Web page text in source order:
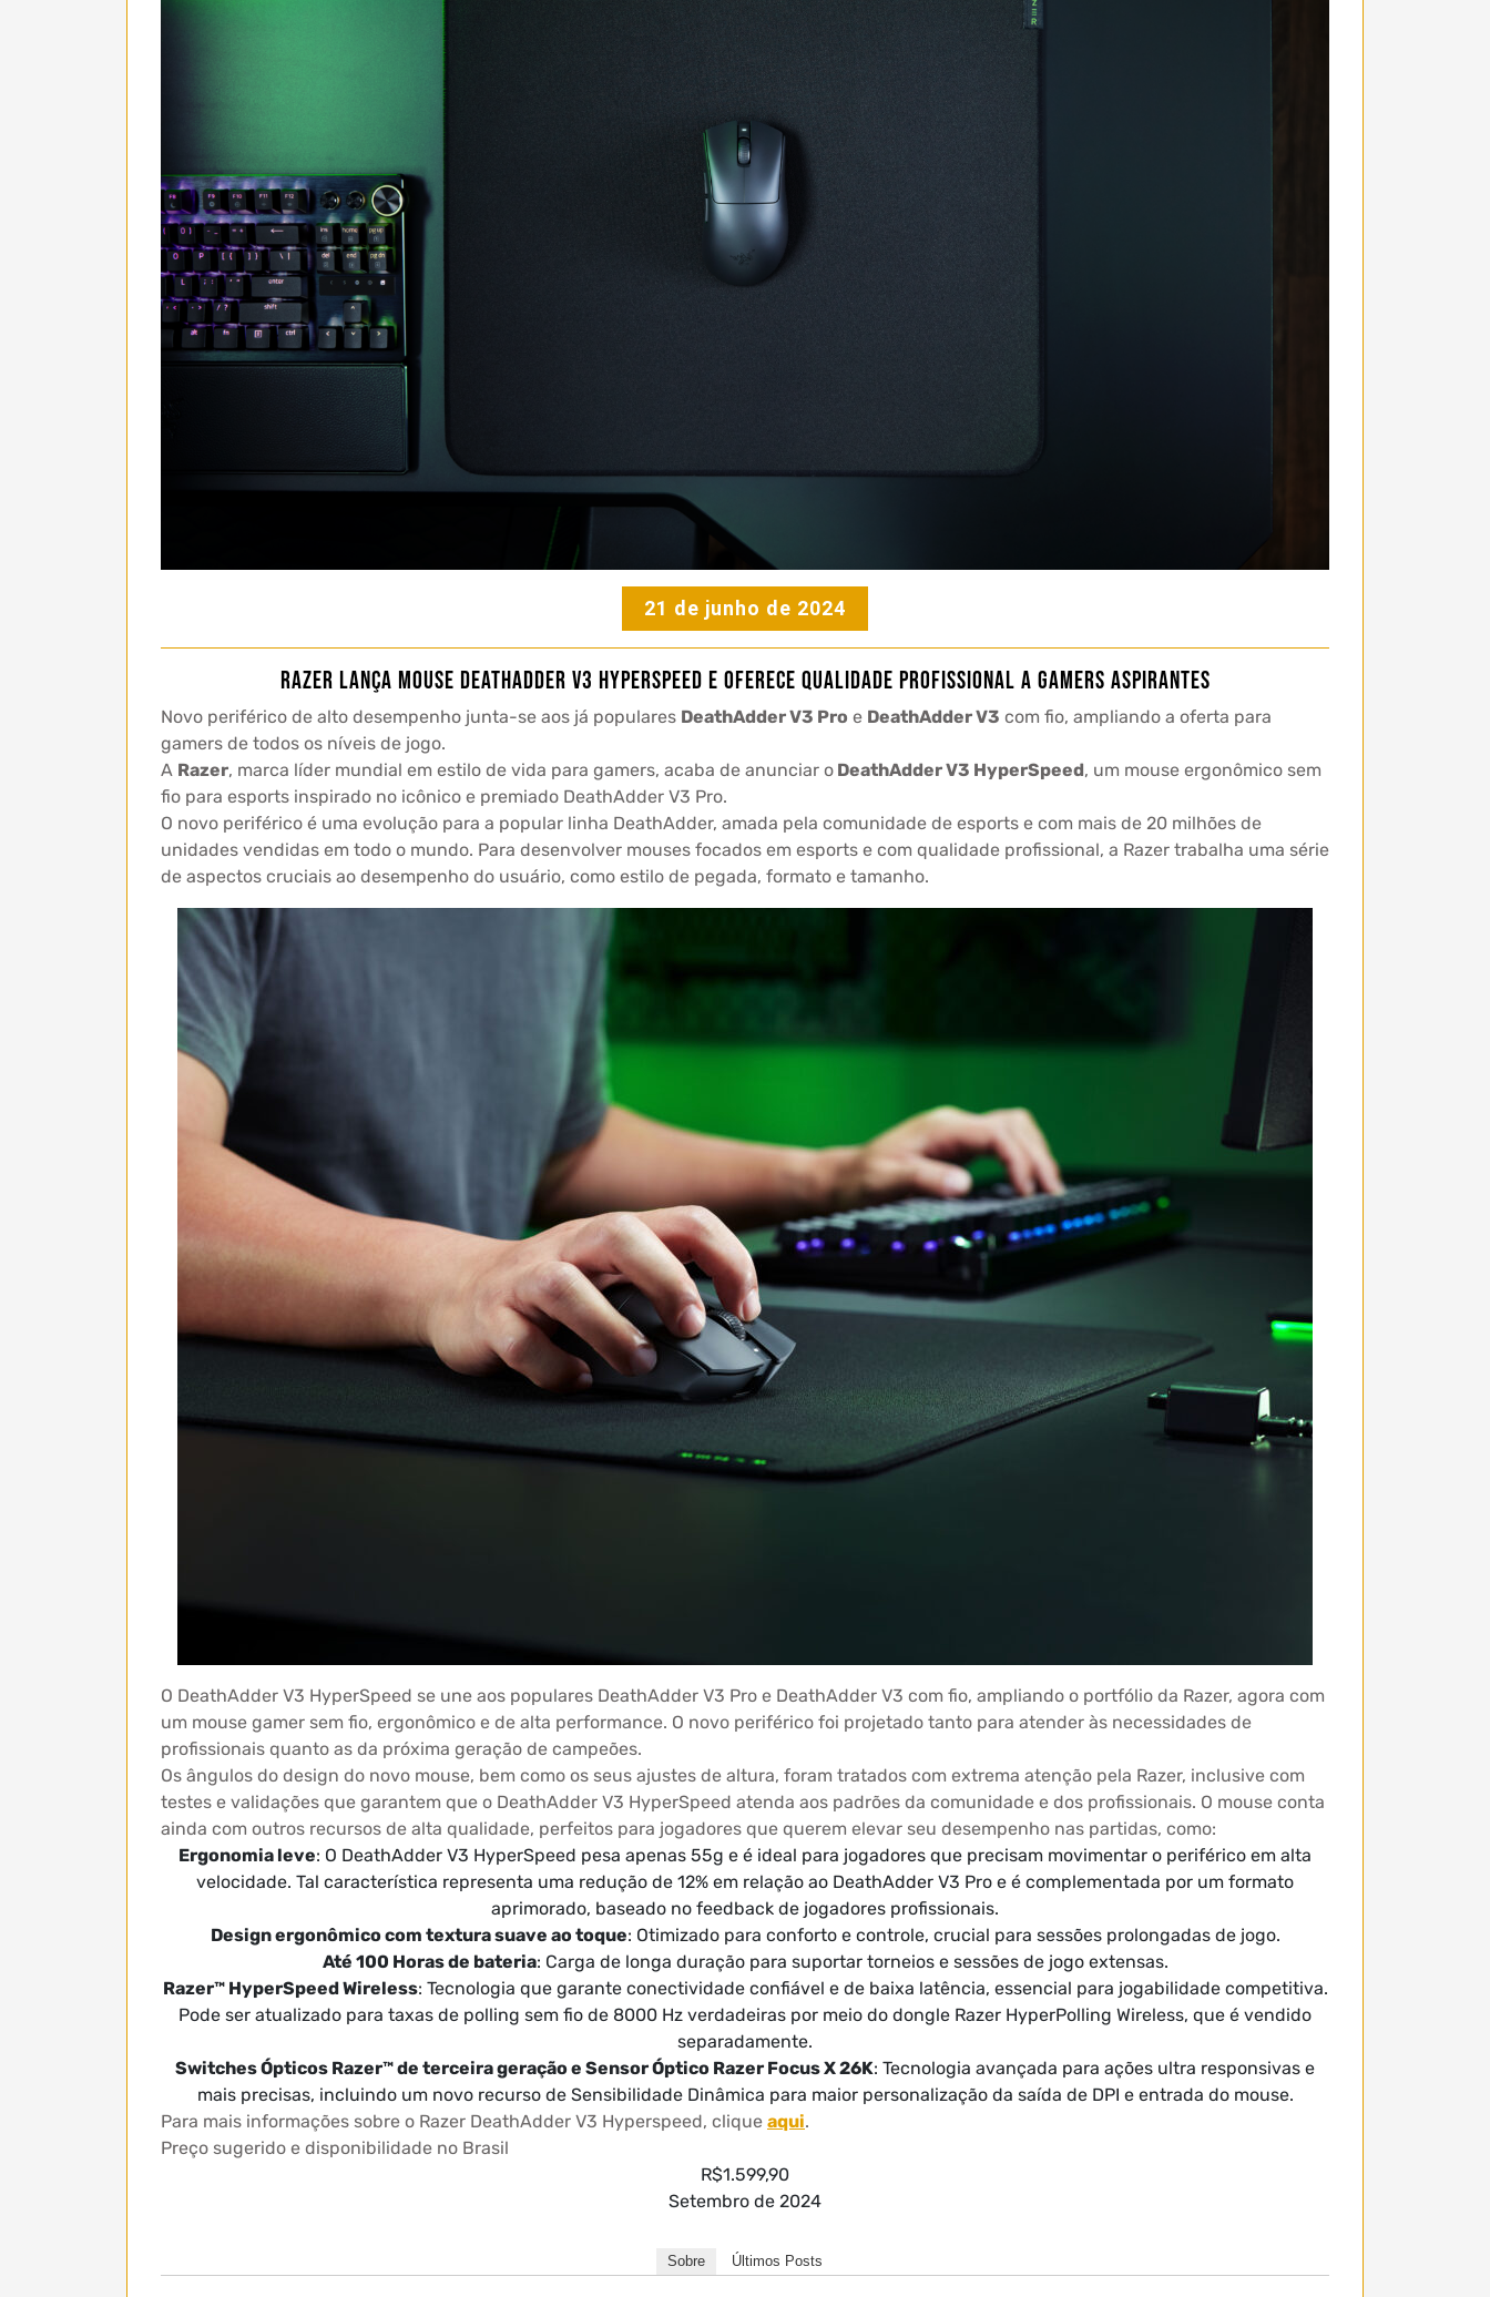
21 de junho de 2024
Razer lança mouse DeathAdder V3 Hyperspeed e oferece qualidade profissional a gamers aspirantes
Novo periférico de alto desempenho junta-se aos já populares DeathAdder V3 Pro e DeathAdder V3 com fio, ampliando a oferta para
gamers de todos os níveis de jogo.
A Razer, marca líder mundial em estilo de vida para gamers, acaba de anunciar o DeathAdder V3 HyperSpeed, um mouse ergonômico sem
fio para esports inspirado no icônico e premiado DeathAdder V3 Pro.
O novo periférico é uma evolução para a popular linha DeathAdder, amada pela comunidade de esports e com mais de 20 milhões de
unidades vendidas em todo o mundo. Para desenvolver mouses focados em esports e com qualidade profissional, a Razer trabalha uma série
de aspectos cruciais ao desempenho do usuário, como estilo de pegada, formato e tamanho.
O DeathAdder V3 HyperSpeed se une aos populares DeathAdder V3 Pro e DeathAdder V3 com fio, ampliando o portfólio da Razer, agora com
um mouse gamer sem fio, ergonômico e de alta performance. O novo periférico foi projetado tanto para atender às necessidades de
profissionais quanto as da próxima geração de campeões.
Os ângulos do design do novo mouse, bem como os seus ajustes de altura, foram tratados com extrema atenção pela Razer, inclusive com
testes e validações que garantem que o DeathAdder V3 HyperSpeed atenda aos padrões da comunidade e dos profissionais. O mouse conta
ainda com outros recursos de alta qualidade, perfeitos para jogadores que querem elevar seu desempenho nas partidas, como:
Ergonomia leve: O DeathAdder V3 HyperSpeed pesa apenas 55g e é ideal para jogadores que precisam movimentar o periférico em alta
velocidade. Tal característica representa uma redução de 12% em relação ao DeathAdder V3 Pro e é complementada por um formato
aprimorado, baseado no feedback de jogadores profissionais.
Design ergonômico com textura suave ao toque: Otimizado para conforto e controle, crucial para sessões prolongadas de jogo.
Até 100 Horas de bateria: Carga de longa duração para suportar torneios e sessões de jogo extensas.
Razer™ HyperSpeed Wireless: Tecnologia que garante conectividade confiável e de baixa latência, essencial para jogabilidade competitiva.
Pode ser atualizado para taxas de polling sem fio de 8000 Hz verdadeiras por meio do dongle Razer HyperPolling Wireless, que é vendido
separadamente.
Switches Ópticos Razer™ de terceira geração e Sensor Óptico Razer Focus X 26K: Tecnologia avançada para ações ultra responsivas e
mais precisas, incluindo um novo recurso de Sensibilidade Dinâmica para maior personalização da saída de DPI e entrada do mouse.
Para mais informações sobre o Razer DeathAdder V3 Hyperspeed, clique aqui.
Preço sugerido e disponibilidade no Brasil
R$1.599,90
Setembro de 2024
Sobre Últimos Posts